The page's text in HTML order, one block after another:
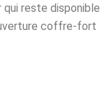
reste
coffre-fort